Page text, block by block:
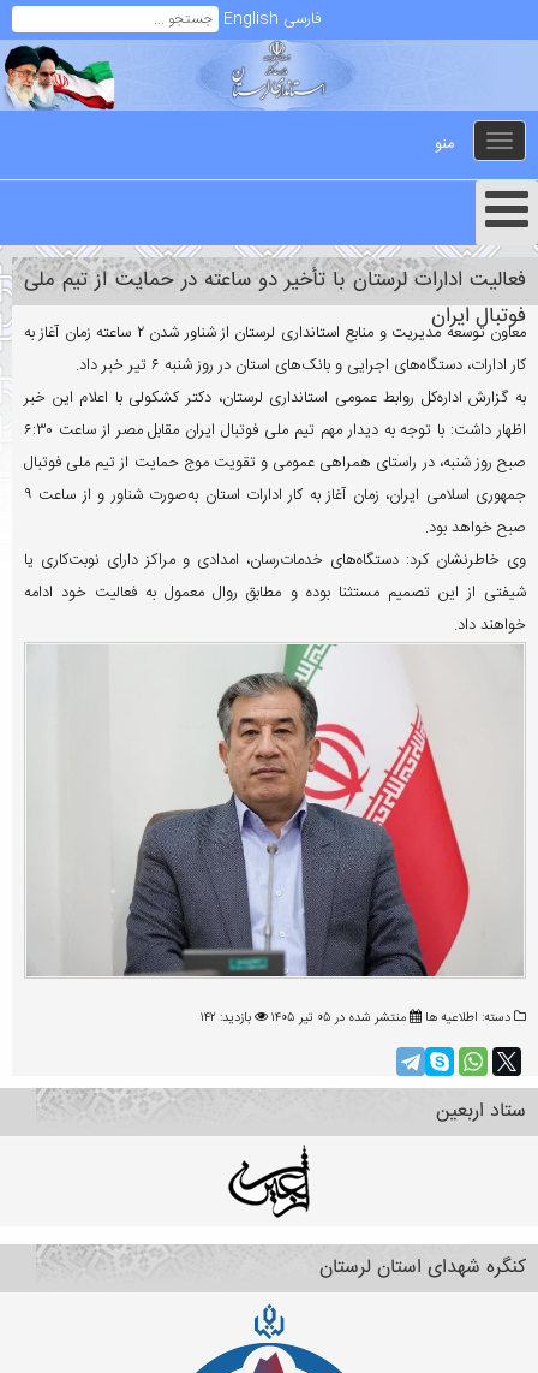
فارسی English
Toggle
navigation
منو
فعالیت ادارات لرستان با تأخیر دو ساعته در حمایت از تیم ملی
فوتبال ایران
معاون توسعه مدیریت و منابع استانداری لرستان از شناور شدن ۲ ساعته زمان آغاز به
کار ادارات، دستگاه‌های اجرایی و بانک‌های استان در روز شنبه ۶ تیر خبر داد.
به گزارش اداره‌کل روابط عمومی استانداری لرستان، دکتر کشکولی با اعلام این خبر
اظهار داشت: با توجه به دیدار مهم تیم ملی فوتبال ایران مقابل مصر از ساعت ۶:۳۰
صبح روز شنبه، در راستای همراهی عمومی و تقویت موج حمایت از تیم ملی فوتبال
جمهوری اسلامی ایران، زمان آغاز به کار ادارات استان به‌صورت شناور و از ساعت ۹
صبح خواهد بود.
وی خاطرنشان کرد: دستگاه‌های خد‌مات‌رسان، امدادی و مراکز دارای نوبت‌کاری یا
شیفتی از این تصمیم مستثنا بوده و مطابق روال معمول به فعالیت خود ادامه
خواهند داد.
دسته: اطلاعیه ها منتشر شده در ۰۵ تیر ۱۴۰۵ بازدید: ۱۴۲
ستاد اربعین
کنگره شهدای استان لرستان